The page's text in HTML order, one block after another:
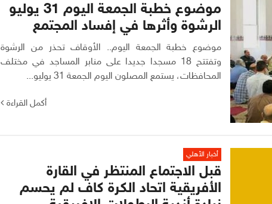
موضوع خطبة الجمعة اليوم 31 يوليو
الرشوة وأثرها في إفساد المجتمع
موضوع خطبة الجمعة اليوم.. الأوقاف تحذر من الرشوة
وتفتتح 18 مسجدا جديدا على منابر المساجد في مختلف
المحافظات، يستمع المصلون اليوم الجمعة 31 يوليو...
أكمل القراءة
أخبار الأهلي
قبل الاجتماع المنتظر في القارة
الأفريقية اتحاد الكرة كاف لم يحسم